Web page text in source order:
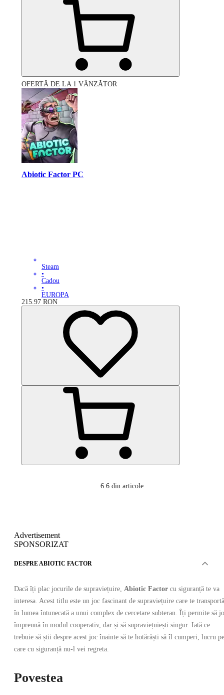
OFERTĂ DE LA 1 VÂNZĂTOR
Abiotic Factor PC
Steam
•
Cadou
•
EUROPA
215.97 RON
6 6 din articole
Advertisement
SPONSORIZAT
DESPRE ABIOTIC FACTOR
Dacă îți plac jocurile de supraviețuire, Abiotic Factor cu siguranță te va
interesa. Acest titlu este un joc fascinant de supraviețuire care te transportă
în lumea întunecată a unui complex de cercetare subteran. Îți permite să
împreună în modul cooperativ, dar și să supraviețuiești singur. Iată ce
trebuie să știi despre acest joc înainte să te hotărăști să îl cumperi, lucru pe
care cu siguranță nu-l vei regreta.
Povestea